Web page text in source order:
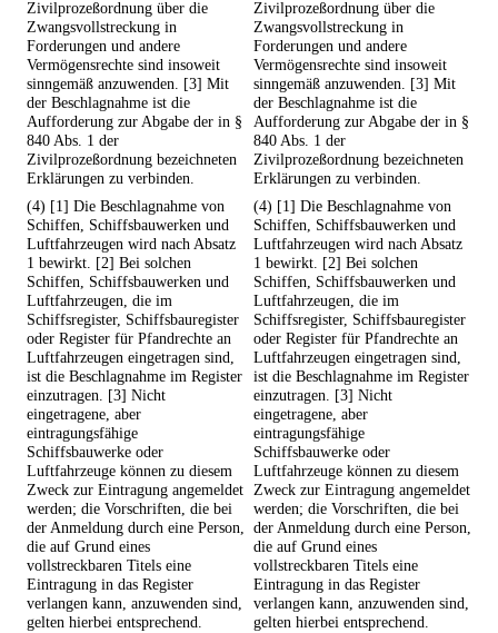
Zivilprozeßordnung über die
Zwangsvollstreckung in
Forderungen und andere
Vermögensrechte sind insoweit
sinngemäß anzuwenden. [3] Mit
der Beschlagnahme ist die
Aufforderung zur Abgabe der in §
840 Abs. 1 der
Zivilprozeßordnung bezeichneten
Erklärungen zu verbinden.
Zivilprozeßordnung über die
Zwangsvollstreckung in
Forderungen und andere
Vermögensrechte sind insoweit
sinngemäß anzuwenden. [3] Mit
der Beschlagnahme ist die
Aufforderung zur Abgabe der in §
840 Abs. 1 der
Zivilprozeßordnung bezeichneten
Erklärungen zu verbinden.
(4) [1] Die Beschlagnahme von
Schiffen, Schiffsbauwerken und
Luftfahrzeugen wird nach Absatz
1 bewirkt. [2] Bei solchen
Schiffen, Schiffsbauwerken und
Luftfahrzeugen, die im
Schiffsregister, Schiffsbauregister
oder Register für Pfandrechte an
Luftfahrzeugen eingetragen sind,
ist die Beschlagnahme im Register
einzutragen. [3] Nicht
eingetragene, aber
eintragungsfähige
Schiffsbauwerke oder
Luftfahrzeuge können zu diesem
Zweck zur Eintragung angemeldet
werden; die Vorschriften, die bei
der Anmeldung durch eine Person,
die auf Grund eines
vollstreckbaren Titels eine
Eintragung in das Register
verlangen kann, anzuwenden sind,
gelten hierbei entsprechend.
(4) [1] Die Beschlagnahme von
Schiffen, Schiffsbauwerken und
Luftfahrzeugen wird nach Absatz
1 bewirkt. [2] Bei solchen
Schiffen, Schiffsbauwerken und
Luftfahrzeugen, die im
Schiffsregister, Schiffsbauregister
oder Register für Pfandrechte an
Luftfahrzeugen eingetragen sind,
ist die Beschlagnahme im Register
einzutragen. [3] Nicht
eingetragene, aber
eintragungsfähige
Schiffsbauwerke oder
Luftfahrzeuge können zu diesem
Zweck zur Eintragung angemeldet
werden; die Vorschriften, die bei
der Anmeldung durch eine Person,
die auf Grund eines
vollstreckbaren Titels eine
Eintragung in das Register
verlangen kann, anzuwenden sind,
gelten hierbei entsprechend.